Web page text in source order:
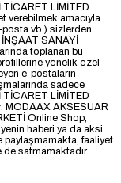
LİMİTED
verebilmek amacıyla
posta vb.) sizlerden
SANAYİ
toplanan bu
yönelik özel
e-postaların
sadece
LİMİTED
MODAAX AKSESUAR
Online Shop,
haberi ya da aksi
paylaşmamakta, faaliyet
satmamaktadır.